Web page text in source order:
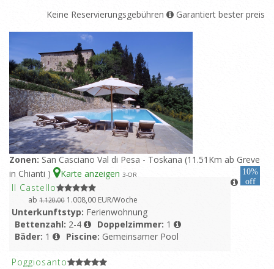
Keine Reservierungsgebühren Garantiert bester preis
Zonen: San Casciano Val di Pesa - Toskana (11.51Km ab Greve
in Chianti )
Karte anzeigen 3-OR
10%
off
Il Castello
ab1.120,001.008,00 EUR/Woche
Unterkunftstyp: Ferienwohnung
Bettenzahl: 2-4 Doppelzimmer: 1
Bäder: 1 Piscine: Gemeinsamer Pool
Poggiosanto